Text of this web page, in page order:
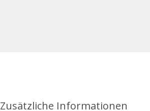
Zusätzliche Informationen